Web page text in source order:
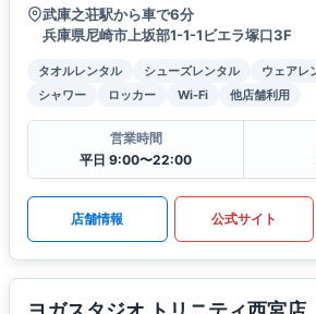
武庫之荘駅から車で6分
兵庫県尼崎市上坂部1-1-1ビエラ塚口3F
タオルレンタル シューズレンタル ウェアレ
シャワー
ロッカー Wi-Fi 他店舗利用
営業時間
平日 9:00〜22:00
店舗情報 公式サイト